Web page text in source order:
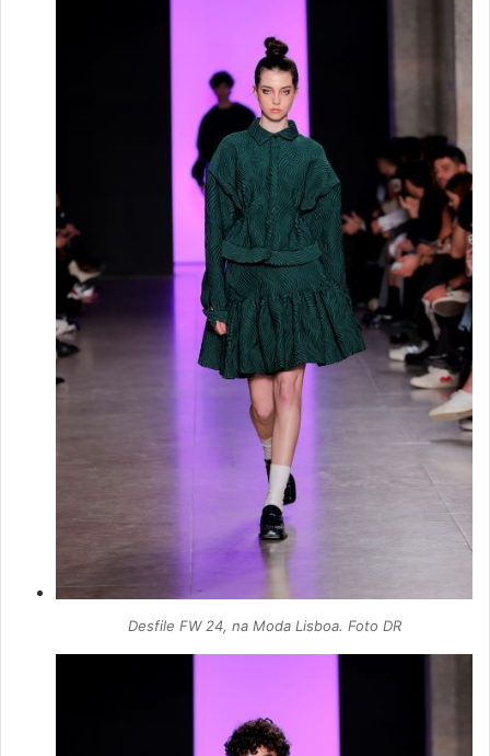
Desfile FW 24, na Moda Lisboa. Foto DR